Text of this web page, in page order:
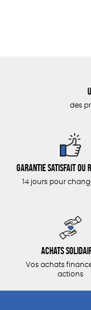
des
Garantie satisfait ou
14 jours pour
Achats
Vos achats
actions